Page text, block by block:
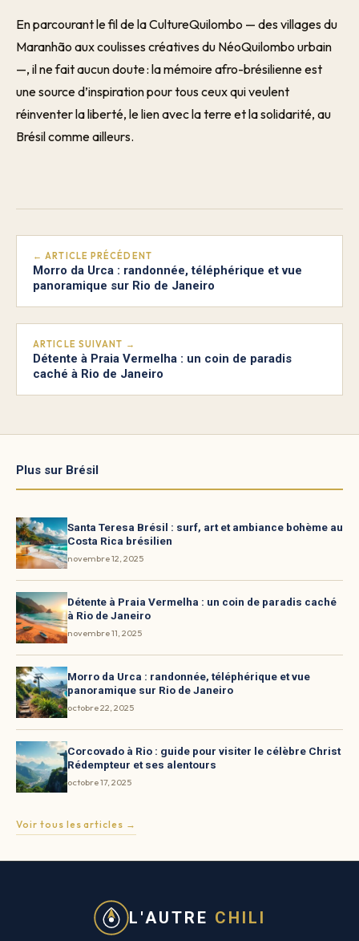
En parcourant le fil de la CultureQuilombo — des villages du
Maranhão aux coulisses créatives du NéoQuilombo urbain
—, il ne fait aucun doute : la mémoire afro-brésilienne est
une source d’inspiration pour tous ceux qui veulent
réinventer la liberté, le lien avec la terre et la solidarité, au
Brésil comme ailleurs.
← ARTICLE PRÉCÉDENT
Morro da Urca : randonnée, téléphérique et vue
panoramique sur Rio de Janeiro
ARTICLE SUIVANT →
Détente à Praia Vermelha : un coin de paradis
caché à Rio de Janeiro
Plus sur Brésil
Santa Teresa Brésil : surf, art et ambiance bohème au
Costa Rica brésilien
novembre 12, 2025
Détente à Praia Vermelha : un coin de paradis caché
à Rio de Janeiro
novembre 11, 2025
Morro da Urca : randonnée, téléphérique et vue
panoramique sur Rio de Janeiro
octobre 22, 2025
Corcovado à Rio : guide pour visiter le célèbre Christ
Rédempteur et ses alentours
octobre 17, 2025
Voir tous les articles →
L'AUTRE CHILI